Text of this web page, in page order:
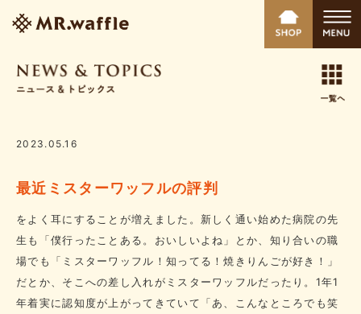
2023.05.16
最近ミスターワッフルの評判
をよく耳にすることが増えました。新しく通い始めた病院の先
生も「僕行ったことある。おいしいよね」とか、知り合いの職
場でも「ミスターワッフル！知ってる！焼きりんごが好き！」
だとか、そこへの差し入れがミスターワッフルだったり。1年1
年着実に認知度が上がってきていて「あ、こんなところでも笑